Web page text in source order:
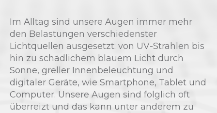
Im Alltag sind unsere Augen immer mehr
den Belastungen verschiedenster
Lichtquellen ausgesetzt: von UV-Strahlen bis
hin zu schädlichem blauem Licht durch
Sonne, greller Innenbeleuchtung und
digitaler Geräte, wie Smartphone, Tablet und
Computer. Unsere Augen sind folglich oft
überreizt und das kann unter anderem zu